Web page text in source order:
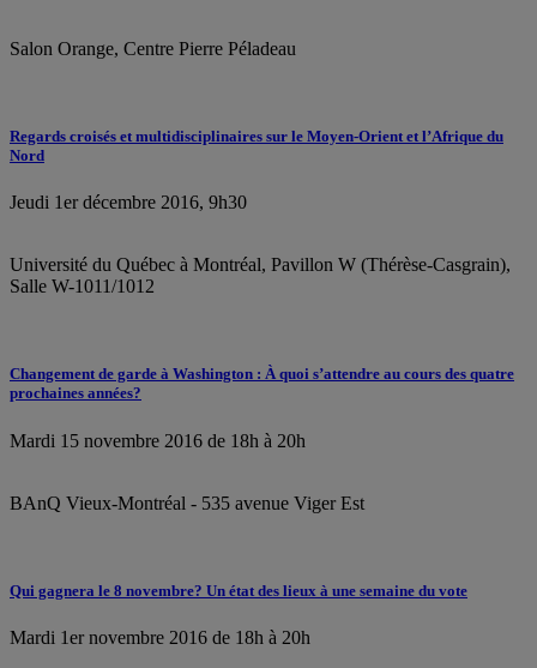
Salon Orange, Centre Pierre Péladeau
Regards croisés et multidisciplinaires sur le Moyen-Orient et l’Afrique du
Nord
Jeudi 1er décembre 2016, 9h30
Université du Québec à Montréal, Pavillon W (Thérèse-Casgrain),
Salle W-1011/1012
Changement de garde à Washington : À quoi s’attendre au cours des quatre
prochaines années?
Mardi 15 novembre 2016 de 18h à 20h
BAnQ Vieux-Montréal - 535 avenue Viger Est
Qui gagnera le 8 novembre? Un état des lieux à une semaine du vote
Mardi 1er novembre 2016 de 18h à 20h